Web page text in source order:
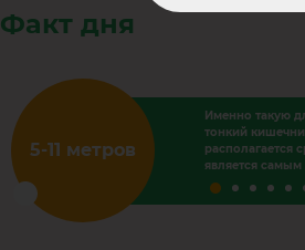
Факт дня
5-11 метров
Именно такую
тонкий
располагается
является